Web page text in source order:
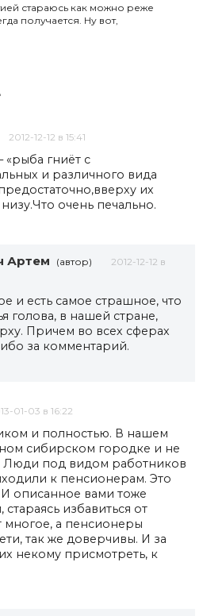
стараюсь как можно реже
получается. Ну вот,
2012-12-12 в 15:41
«рыба гниёт с
и различного вида
их
очень печально.
Артем (автор)
2012-12-12 в
и есть самое страшное, что
голова, в нашей стране,
Причем во всех сферах
за комментарий.
01-03 в 16:22
и полностью. В нашем
сибирском городке и не
Люди под видом работников
к пенсионерам. Это
описанное вами тоже
избавиться от
многое, а пенсионеры
так же доверчивы. И за
некому присмотреть, к